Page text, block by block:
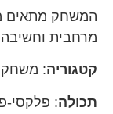
מרחבית
קטגוריה:
תכולה